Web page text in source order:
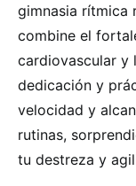
gimnasia rítmica
combine el
cardiovascular y
dedicación y
velocidad y
rutinas,
tu destreza y